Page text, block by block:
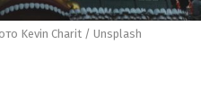
Kevin Charit / Unsplash